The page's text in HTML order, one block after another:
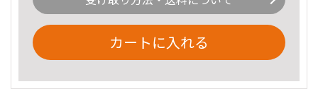
カートに入れる